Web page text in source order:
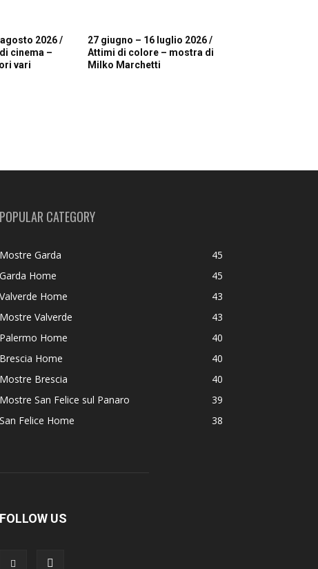
2026 /
cinema –
vari
27 giugno – 16 luglio 2026 /
Attimi di colore – mostra di
Milko Marchetti
POPULAR CATEGORY
Mostre Garda
45
Garda Home
45
Valverde Home
43
Mostre Valverde
43
Palermo Home
40
Brescia Home
40
Mostre Brescia
40
Mostre San Felice sul Panaro
39
San Felice Home
38
FOLLOW US